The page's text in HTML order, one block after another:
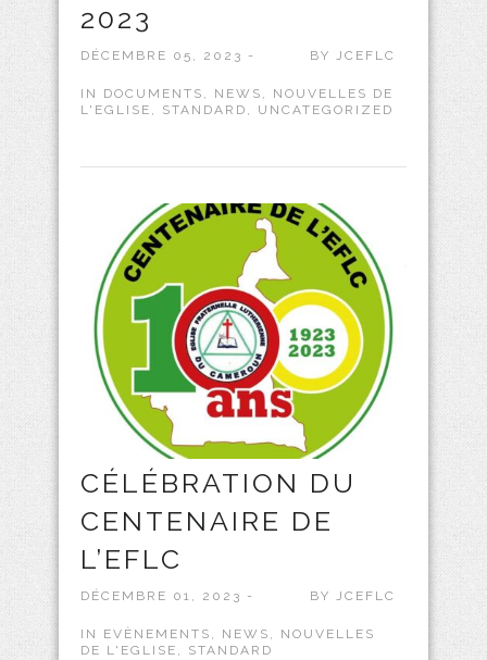
2023
DÉCEMBRE 05, 2023 - BY JCEFLC
IN DOCUMENTS NEWS
NOUVELLES DE
L'EGLISE
STANDARD UNCATEGORIZED
CÉLÉBRATION DU
CENTENAIRE DE
L’EFLC
DÉCEMBRE 01, 2023 - BY JCEFLC
IN EVÈNEMENTS , NEWS , NOUVELLES
DE L'EGLISE , STANDARD